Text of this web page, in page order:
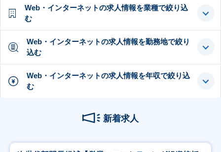
Web・インターネットの求人情報を業種で絞り込
む
Web・インターネットの求人情報を勤務地で絞り
込む
Web・インターネットの求人情報を年収で絞り込
む
新着求人